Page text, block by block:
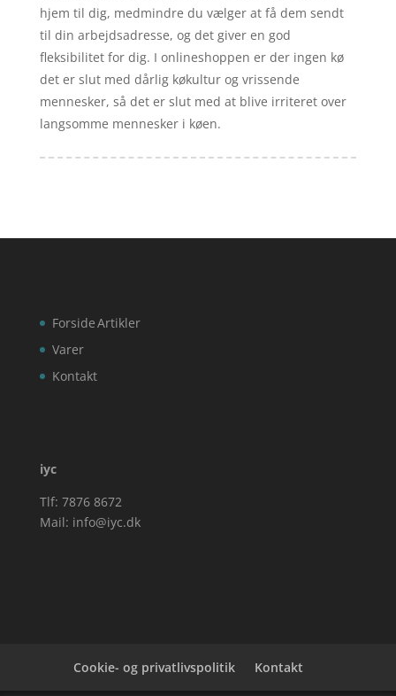
hjem til dig, medmindre du vælger at få dem sendt
til din arbejdsadresse, og det giver en god
fleksibilitet for dig. I onlineshoppen er der ingen kø
det er slut med dårlig køkultur og vrissende
mennesker, så det er slut med at blive irriteret over
langsomme mennesker i køen.
Forside
Varer
Kontakt
Artikler
iyc
Tlf: 7876 8672
Mail: info@iyc.dk
Cookie- og privatlivspolitik Kontakt